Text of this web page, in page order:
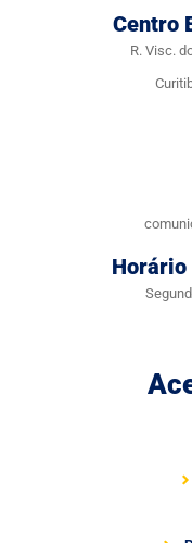
Centro
R. Visc.
Horário